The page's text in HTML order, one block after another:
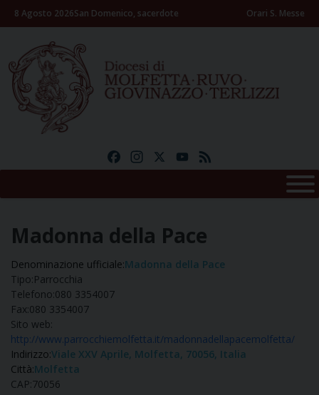
Skip8 Agosto 2026San Domenico, sacerdote Orari S. Messe
FacebookInstagramYouTube
Madonna della Pace
Denominazione ufficiale:Madonna della Pace
Tipo:Parrocchia
Telefono:080 3354007
Fax:080 3354007
Sito web:
http://www.parrocchiemolfetta.it/madonnadellapacemolfetta/
Indirizzo:Viale XXV Aprile, Molfetta, 70056, Italia
Città:Molfetta
CAP:70056